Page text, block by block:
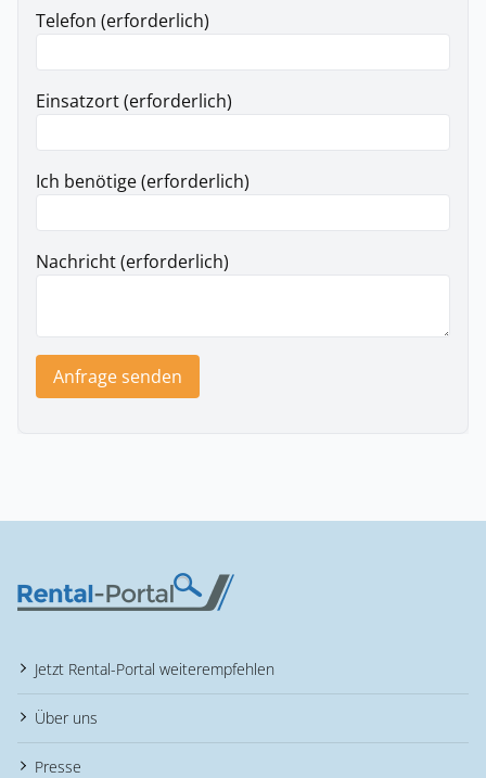
Telefon (erforderlich)
Einsatzort (erforderlich)
Ich benötige (erforderlich)
Nachricht (erforderlich)
Anfrage senden
Jetzt Rental-Portal weiterempfehlen
Über uns
Presse